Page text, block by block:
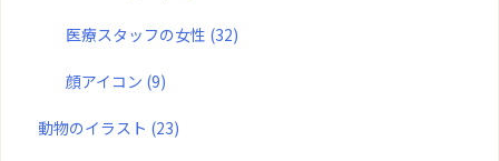
医療スタッフの女性 (32)
顔アイコン (9)
動物のイラスト (23)